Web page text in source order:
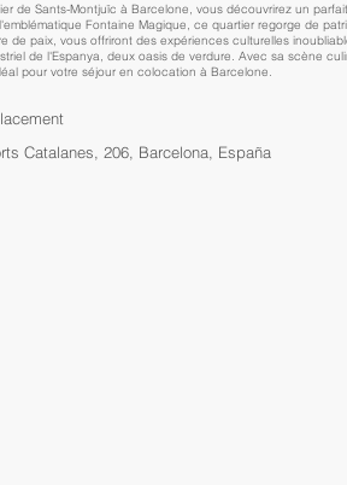
de Sants-Montjuïc à Barcelone, vous découvrirez un
Fontaine Magique, ce quartier regorge de
de paix, vous offriront des expériences culturelles
de l'Espanya, deux oasis de verdure. Avec sa scène
pour votre séjour en colocation à Barcelone.
Catalanes, 206, Barcelona, España